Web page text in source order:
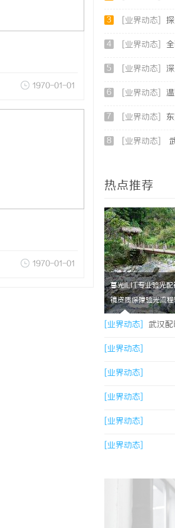
1970-01-01
1970-01-01
3 [业界动态] 探
4 [业界动态] 全
5 [业界动态] 深
6 [业界动态] 温婉
7 [业界动态] 东
8 [业界动态]
热点推荐
暮光ILIT专业验光
镜资质保障验光流程
[业界动态] 武汉
[业界动态]
[业界动态]
[业界动态]
[业界动态]
[业界动态]